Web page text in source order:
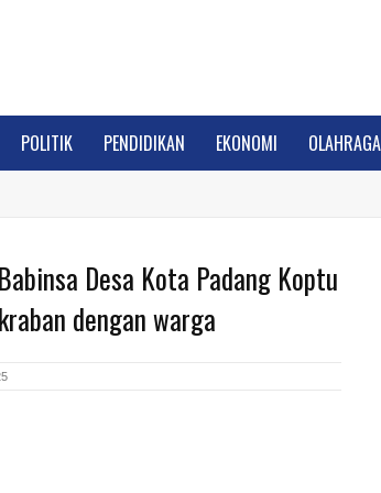
POLITIK PENDIDIKAN EKONOMI OLAHRAGA
Desa Kota Padang Koptu
dengan warga